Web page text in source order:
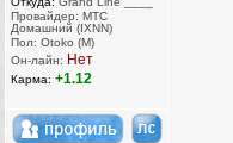
Провайдер: МТС
Домашний (IXNN)
Пол: Otoko (M)
Он-лайн: Нет
Карма: +1.12